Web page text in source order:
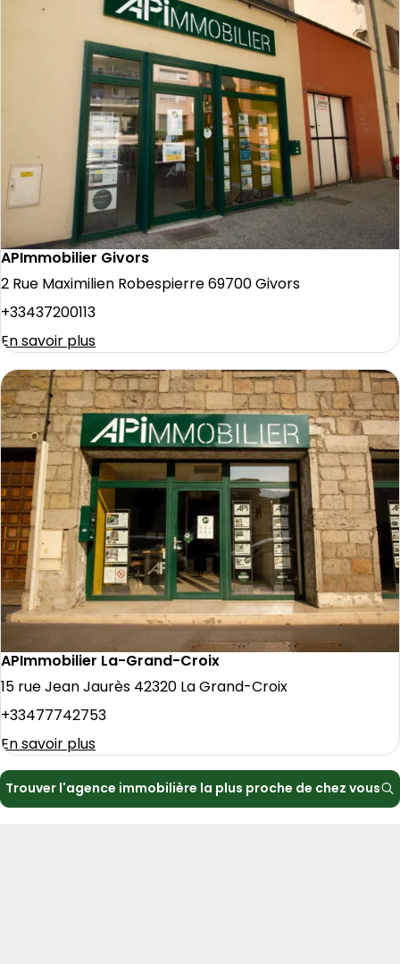
APImmobilier Givors
2 Rue Maximilien Robespierre 69700 Givors
+33437200113
En savoir plus
APImmobilier La-Grand-Croix
15 rue Jean Jaurès 42320 La Grand-Croix
+33477742753
En savoir plus
Trouver l'agence immobilière la plus proche de chez vous